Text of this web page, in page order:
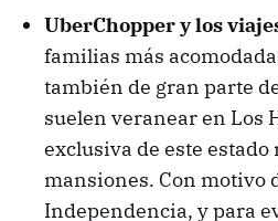
UberChopper y los
familias más
también de gran parte
suelen veranear en Los
exclusiva de este estado
mansiones. Con motivo
Independencia, y para